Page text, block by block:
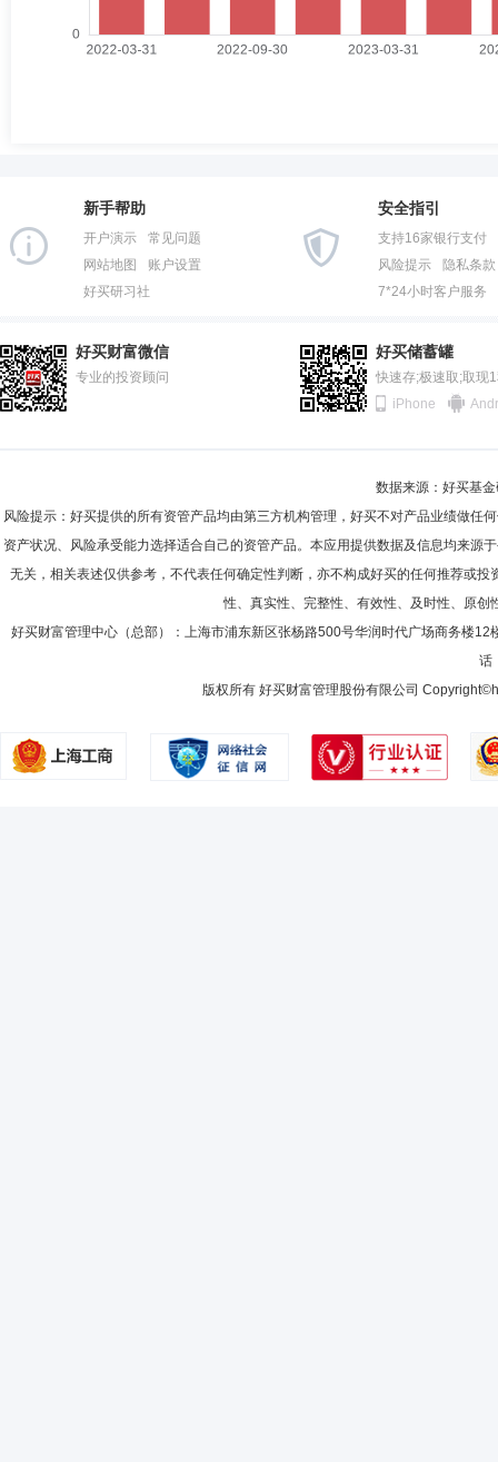
新手帮助
开户演示
常见问题
网站地图
账户设置
好买研习社
安全指引
支持16家银行支付
风险提示
隐私条款
7*24小时客户服务
好买财富微信
专业的投资顾问
好买储蓄罐
快速存;极速取;取现
iPhone
数据来源：好买基
风险提示：好买提供的所有资管产品均由第三方机构管理，好买不对产品业绩做
资产状况、风险承受能力选择适合自己的资管产品。本应用提供数据及信息均来
无关，相关表述仅供参考，不代表任何确定性判断，亦不构成好买的任何推荐或
性、真实性、完整性、有效性、及时性、原
好买财富管理中心（总部）：上海市浦东新区张杨路500号华润时代广场商务楼12
话
版权所有 好买财富管理股份有限公司